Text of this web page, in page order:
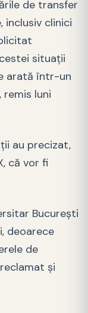
de transfer
inclusiv clinici
situații
arată într-un
luni
au precizat,
că vor fi
Bucureşti
deoarece
de
și